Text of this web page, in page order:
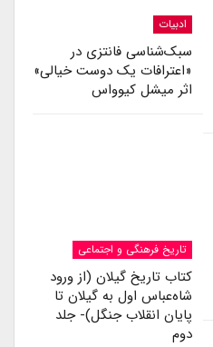
ادبیات
سبک‌شناسی فانتزی در
«اعترافات یک دوست خیالی»
اثر میشل کیوواس
تاریخ فرهنگی و اجتماعی
کتاب تاریخ گیلان (از ورود
شاه‌عباس اول به گیلان تا
پایان انقلاب جنگل)- جلد
دوم